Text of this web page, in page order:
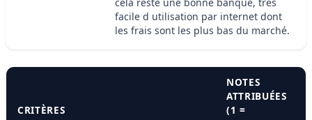
facile d utilisation par internet dont
les frais sont les plus bas du marché.
CRITÈRES
NOTES
ATTRIBUÉES
(1 =